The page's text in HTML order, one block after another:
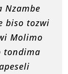
Nzambe
biso tozwi
Molimo
tondima